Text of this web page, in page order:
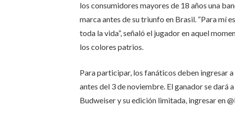
los consumidores mayores de 18 años una
marca antes de su triunfo en Brasil. “Para mí
toda la vida”, señaló el jugador en aquel
los colores patrios.
Para participar, los fanáticos deben ingresar a
antes del 3 de noviembre. El ganador se dará
Budweiser y su edición limitada, ingresar en